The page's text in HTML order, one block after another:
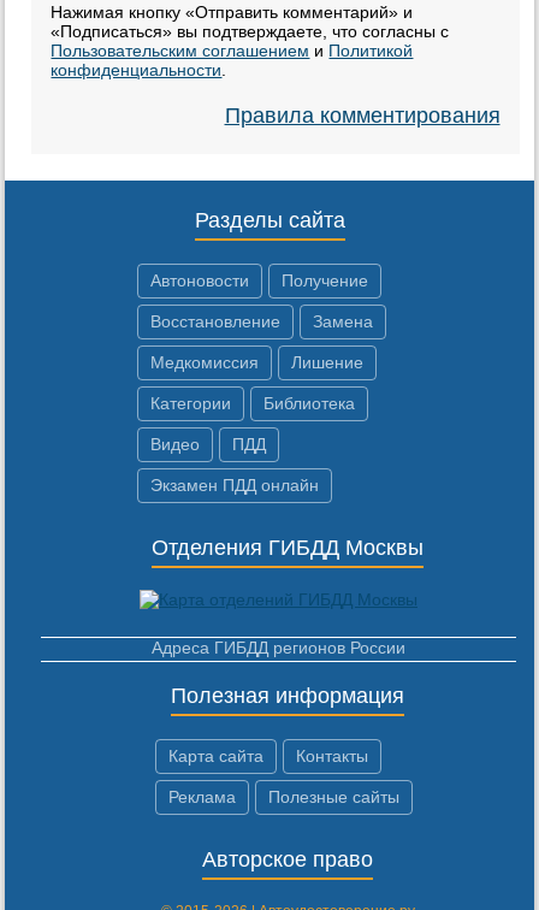
Нажимая кнопку «Отправить комментарий» и
«Подписаться» вы подтверждаете, что согласны с
Пользовательским соглашением и Политикой
конфиденциальности
Правила комментирования
Разделы сайта
Автоновости Получение
Восстановление Замена
Медкомиссия Лишение
Категории Библиотека
Видео ПДД
Экзамен ПДД онлайн
Отделения ГИБДД Москвы
Адреса ГИБДД регионов России
Полезная информация
Карта сайта Контакты
Реклама Полезные сайты
Авторское право